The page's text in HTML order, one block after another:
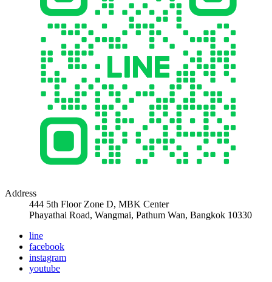
Address
444 5th Floor Zone D, MBK Center
Phayathai Road, Wangmai, Pathum Wan, Bangkok 10330
line
facebook
instagram
youtube